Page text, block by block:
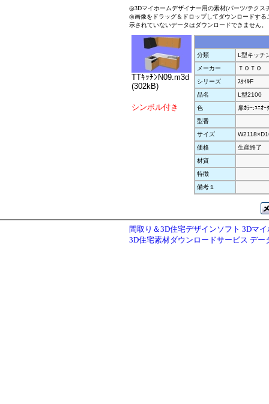
◎3Dマイホームデザイナー用の素材(パーツ/テクス
◎画像をドラッグ＆ドロップしてダウンロードす
示されていないデータはダウンロードできません。
TTｷｯﾁﾝN09.m3d
(302kB)
シンボル付き
分類
L型キッチ
メーカー
ＴＯＴＯ
シリーズ
ｽﾀｲﾙF
品名
L型2100
色
扉ｶﾗｰ:ﾕﾆｵｰｸ
型番
サイズ
価格
生産終了
材質
特徴
備考１
間取り＆3D住宅デザインソフト 3Dマ
3D住宅素材ダウンロードサービス デー